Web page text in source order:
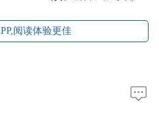
阅读体验更佳